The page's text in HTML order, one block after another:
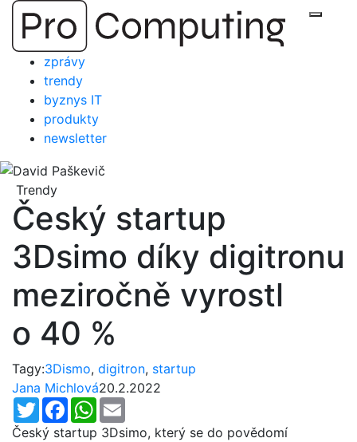
Přejít
obsah
zprávy
trendy
byznys IT
produkty
newsletter
Trendy
Český startup
3Dsimo díky digitronu
meziročně vyrostl
o 40 %
Tagy:3Dismo, digitron, startup
Jana Michlová20.2.2022
TwitterFacebookWhatsApp
Český startup 3Dsimo, který se do povědomí